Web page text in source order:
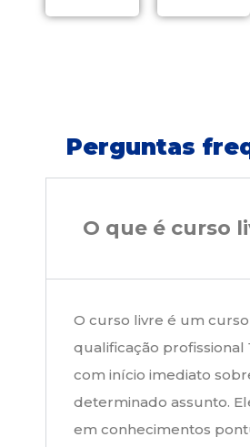
Perguntas
O que é curso
O curso livre é um
qualificação profissional
com início imediato
determinado assunto.
em conhecimentos